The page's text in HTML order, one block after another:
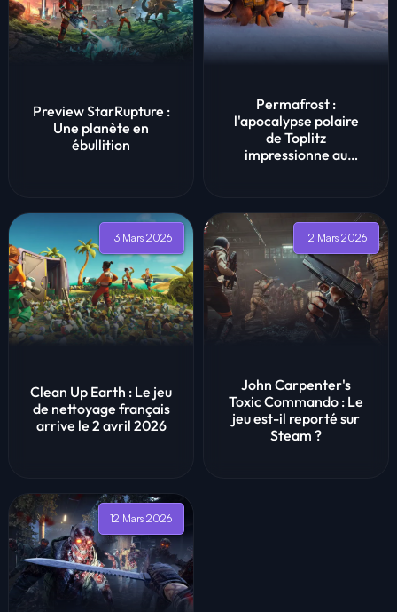
Preview StarRupture :
Une planète en
ébullition
Permafrost :
l'apocalypse polaire
de Toplitz
impressionne au
13 Mars 2026
Clean Up Earth : Le jeu
de nettoyage français
arrive le 2 avril 2026
12 Mars 2026
John Carpenter's
Toxic Commando : Le
jeu est-il reporté sur
Steam ?
12 Mars 2026